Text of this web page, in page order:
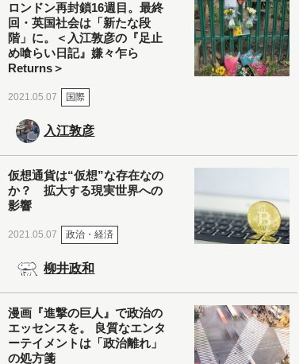
ロンドン再封鎖16週目。最終
回・英国社会は「新たな段
階」に。＜入江敦彦の『足止
め喰らい日記』嫌々乍ら
Returns＞
2021.05.07 国際
入江敦彦
仮想通貨は“仮想”な存在なの
か？ 拡大する現実世界への
影響
2021.05.07 政治・経済
柳井政和
漫画『進撃の巨人』で政治の
エッセンスを。 良質なエンタ
ーテイメントは「政治離れ」
の処方箋